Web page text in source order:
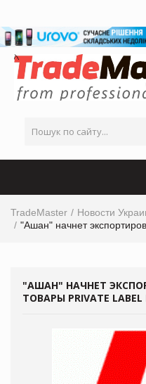
TradeMaster
Новости
"Ашан" начнет
"АШАН" НАЧНЕТ
ТОВАРЫ PRIVATE